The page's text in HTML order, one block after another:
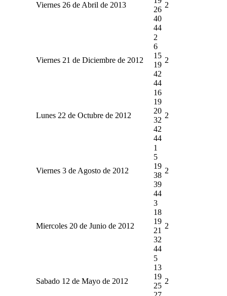
Viernes 26 de Abril de 2013
26
40
44
2
Viernes 21 de Diciembre de 2012
2
6
15
19
42
44
2
Lunes 22 de Octubre de 2012
16
19
20
32
42
44
2
Viernes 3 de Agosto de 2012
1
5
19
38
39
44
2
Miercoles 20 de Junio de 2012
3
18
19
21
32
44
2
Sabado 12 de Mayo de 2012
5
13
19
25
2